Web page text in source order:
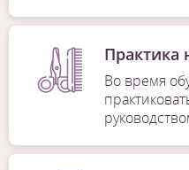
Практика
Во время